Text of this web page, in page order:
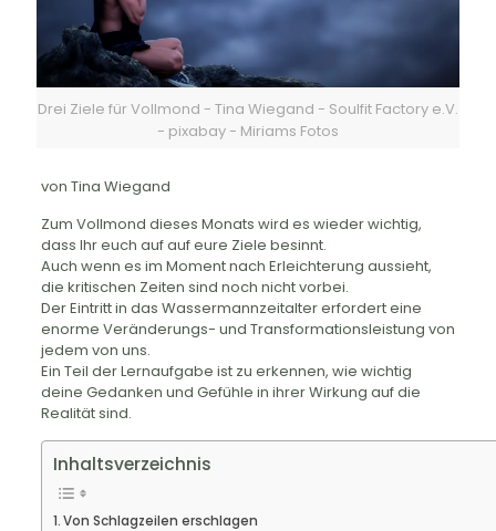
Drei Ziele für Vollmond - Tina Wiegand - Soulfit Factory e.V.
- pixabay - Miriams Fotos
von Tina Wiegand
Zum Vollmond dieses Monats wird es wieder wichtig,
dass Ihr euch auf auf eure Ziele besinnt.
Auch wenn es im Moment nach Erleichterung aussieht,
die kritischen Zeiten sind noch nicht vorbei.
Der Eintritt in das Wassermannzeitalter erfordert eine
enorme Veränderungs- und Transformationsleistung von
jedem von uns.
Ein Teil der Lernaufgabe ist zu erkennen, wie wichtig
deine Gedanken und Gefühle in ihrer Wirkung auf die
Realität sind.
Inhaltsverzeichnis
Von Schlagzeilen erschlagen